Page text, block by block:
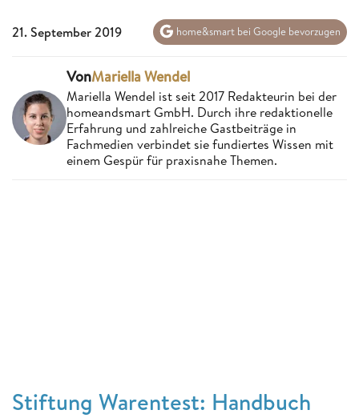
21. September 2019 home&smart bei Google bevorzugen
VonMariella Wendel
Mariella Wendel ist seit 2017 Redakteurin bei der
homeandsmart GmbH. Durch ihre redaktionelle
Erfahrung und zahlreiche Gastbeiträge in
Fachmedien verbindet sie fundiertes Wissen mit
einem Gespür für praxisnahe Themen.
Stiftung Warentest: Handbuch